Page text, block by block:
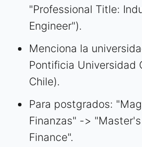
"Professional Title:
Engineer").
Menciona la
Pontificia Universidad
Chile).
Para postgrados:
Finanzas" ->
Finance".